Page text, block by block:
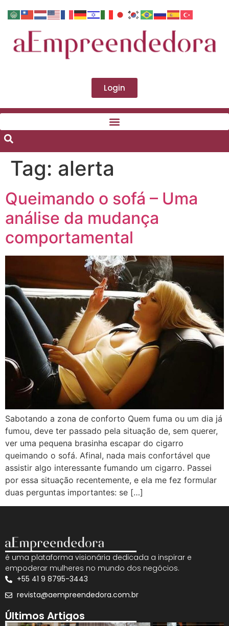
Login
Tag: alerta
Queimando o sofá – Uma
análise da mudança
comportamental
Sabotando a zona de conforto Quem fuma ou um dia já
fumou, deve ter passado pela situação de, sem querer,
ver uma pequena brasinha escapar do cigarro
queimando o sofá. Afinal, nada mais confortável que
assistir algo interessante fumando um cigarro. Passei
por essa situação recentemente, e ela me fez formular
duas perguntas importantes: se […]
é uma plataforma visionária dedicada a inspirar e
empoderar mulheres no mundo dos negócios.
+55 41 9 8795-3443
revista@aempreendedora.com.br
Últimos Artigos